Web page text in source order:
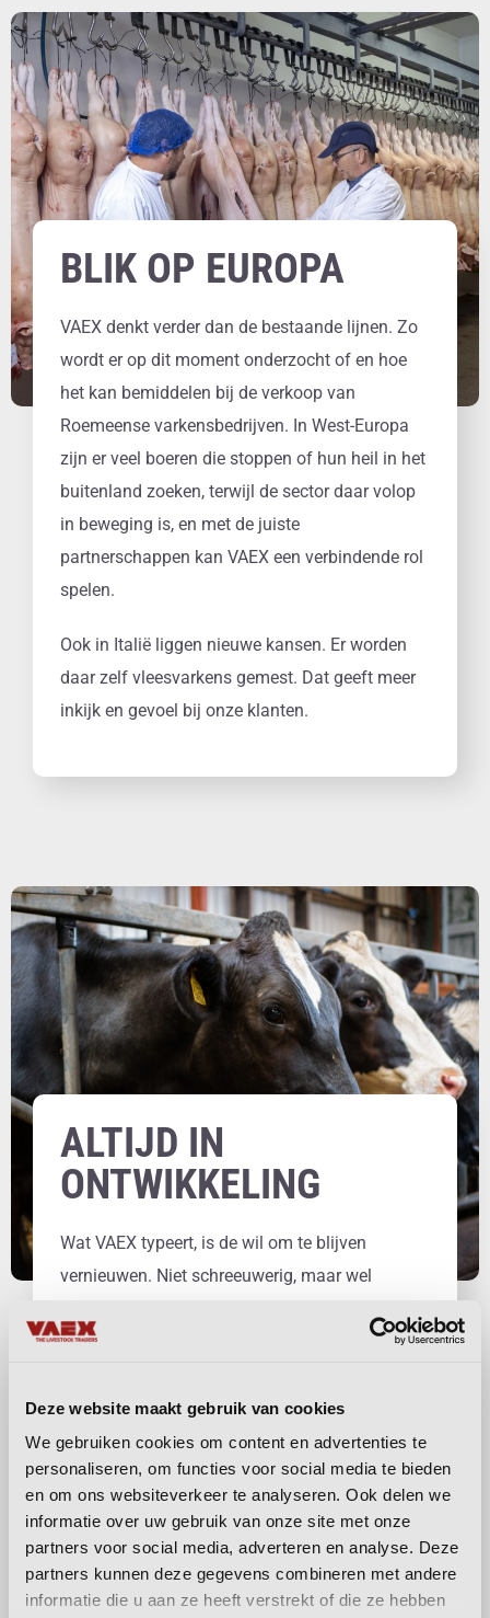
Deze website maakt gebruik van cookies
We gebruiken cookies om content en advertenties te
personaliseren, om functies voor social media te bieden
en om ons websiteverkeer te analyseren. Ook delen we
informatie over uw gebruik van onze site met onze
partners voor social media, adverteren en analyse. Deze
partners kunnen deze gegevens combineren met andere
informatie die u aan ze heeft verstrekt of die ze hebben
BLIK OP EUROPA
VAEX denkt verder dan de bestaande lijnen. Zo
wordt er op dit moment onderzocht of en hoe
het kan bemiddelen bij de verkoop van
Roemeense varkensbedrijven. In West-Europa
zijn er veel boeren die stoppen of hun heil in het
buitenland zoeken, terwijl de sector daar volop
in beweging is, en met de juiste
partnerschappen kan VAEX een verbindende rol
spelen.
Ook in Italië liggen nieuwe kansen. Er worden
daar zelf vleesvarkens gemest. Dat geeft meer
inkijk en gevoel bij onze klanten.
ALTIJD IN
ONTWIKKELING
Wat VAEX typeert, is de wil om te blijven
vernieuwen. Niet schreeuwerig, maar wel
maken tussen verschillende markten, diensten
hetzelfde, maar de rode draad is altijd duidelijk:
betrouwbaar handelen, met beide benen op de
grond.
Of het nu gaat om een vracht biggen naar Zuid-
Duitsland, een partij fokgelten voor een
Italiaans bedrijf of een deal voor bevroren vlees